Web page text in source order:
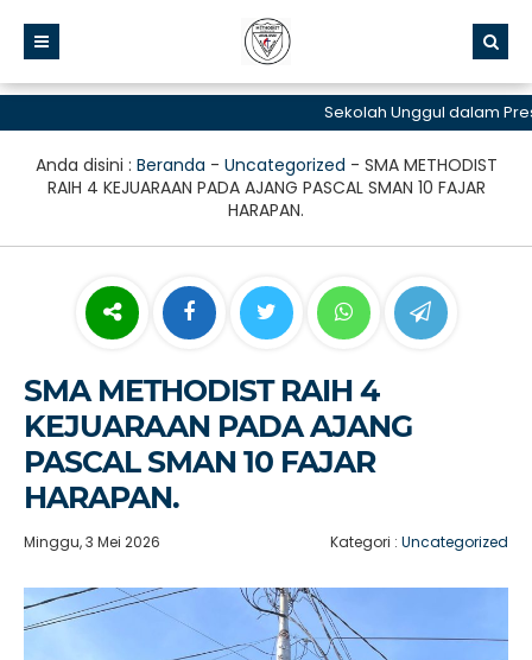
Sekolah Unggul dalam
Anda disini : Beranda - Uncategorized - SMA METHODIST
RAIH 4 KEJUARAAN PADA AJANG PASCAL SMAN 10 FAJAR
HARAPAN.
SMA METHODIST RAIH 4
KEJUARAAN PADA AJANG
PASCAL SMAN 10 FAJAR
HARAPAN.
Minggu, 3 Mei 2026 Kategori : Uncategorized